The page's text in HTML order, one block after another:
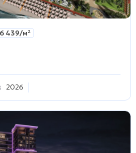
6 439/м²
2026